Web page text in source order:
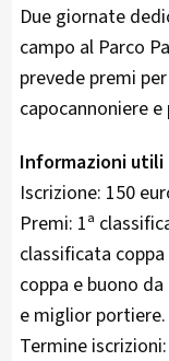
Due giornate
campo al Parco
prevede premi
capocannoniere
Informazioni utili
Iscrizione: 150
Premi: 1ª
classificata
coppa e buono
e miglior portiere.
Termine